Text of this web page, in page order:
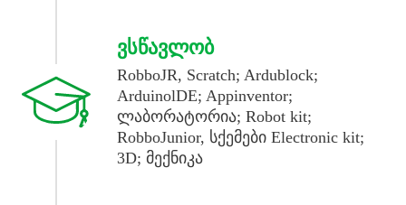
ᲕᲡᲬᲐᲕᲚᲝᲑ
RobboJR, Scratch; Ardublock;
ArduinolDE; Appinventor;
ლაბორატორია; Robot kit;
RobboJunior, სქემები Electronic kit;
3D; მექნიკა